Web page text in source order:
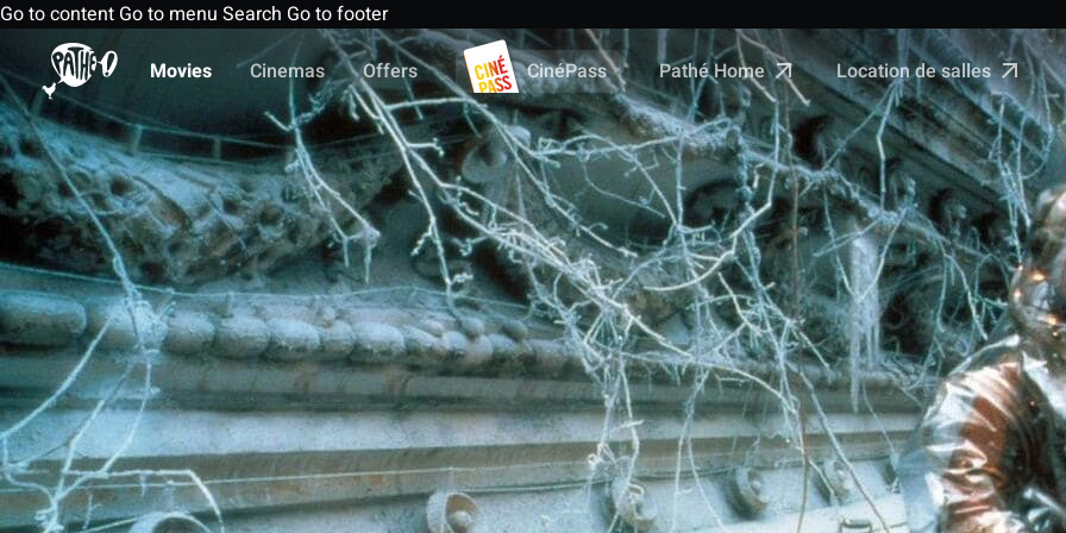
Go to content Go to menu Search Go to footer
Movies
Cinemas Offers CinéPass Pathé Home Location de salles